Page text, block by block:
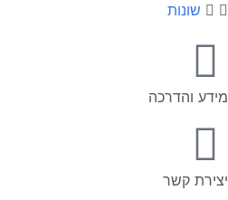
שונות
והדרכה
קשר